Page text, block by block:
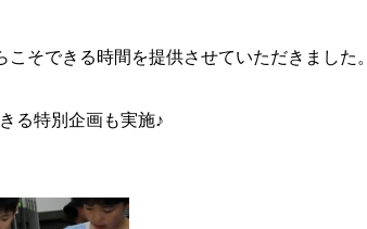
こそできる時間を提供させていただきました。
る特別企画も実施♪